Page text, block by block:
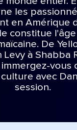
les
en Amérique
constitue
De
Levy à Shabba
vous
avec
session.